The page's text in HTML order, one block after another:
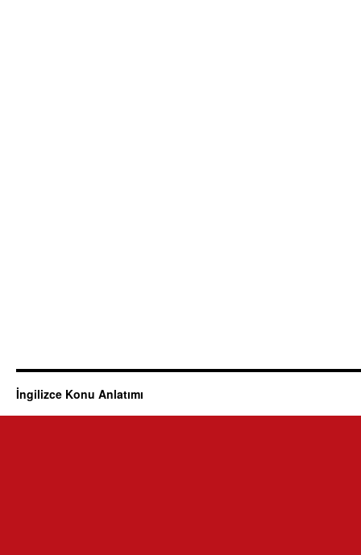
İngilizce Konu Anlatımı